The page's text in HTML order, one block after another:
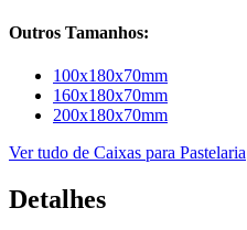
Outros Tamanhos:
100x180x70mm
160x180x70mm
200x180x70mm
Ver tudo de Caixas para Pastelaria
Detalhes